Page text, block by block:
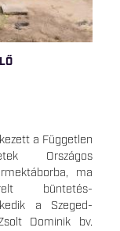
a Független
Országos
ma
büntetés-
a Szeged-
Dominik bv.